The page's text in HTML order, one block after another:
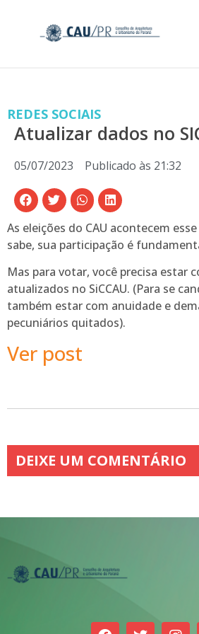
REDES SOCIAIS
Atualizar dados no
05/07/2023 Publicado às 21:32
As eleições do CAU acontecem
sabe, sua participação é
Mas para votar, você precisa estar
atualizados no SiCCAU. (Para se
também estar com anuidade e
pecuniários quitados).
Ver post
DEIXE UM COMENTÁRIO